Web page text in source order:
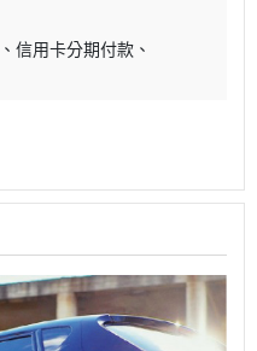
信用卡分期付款